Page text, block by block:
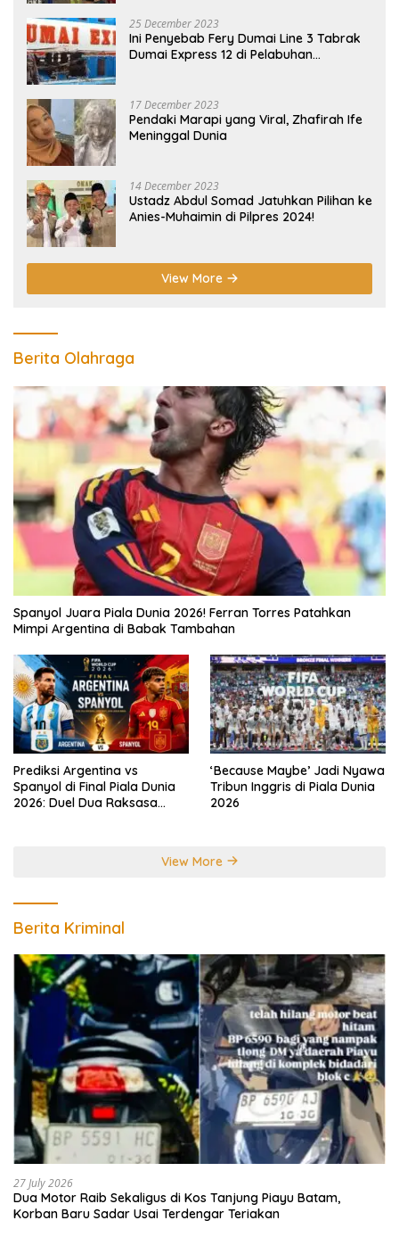
25 December 2023
Ini Penyebab Fery Dumai Line 3 Tabrak
Dumai Express 12 di Pelabuhan
17 December 2023
Pendaki Marapi yang Viral, Zhafirah Ife
Meninggal Dunia
14 December 2023
Ustadz Abdul Somad Jatuhkan Pilihan ke
Anies-Muhaimin di Pilpres 2024!
View More
Berita Olahraga
Spanyol Juara Piala Dunia 2026! Ferran Torres Patahkan
Mimpi Argentina di Babak Tambahan
Prediksi Argentina vs
Spanyol di Final Piala Dunia
2026: Duel Dua Raksasa
‘Because Maybe’ Jadi Nyawa
Tribun Inggris di Piala Dunia
2026
View More
Berita Kriminal
27 July 2026
Dua Motor Raib Sekaligus di Kos Tanjung Piayu Batam,
Korban Baru Sadar Usai Terdengar Teriakan